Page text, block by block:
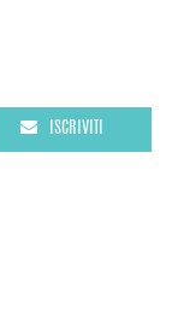
ISCRIVITI